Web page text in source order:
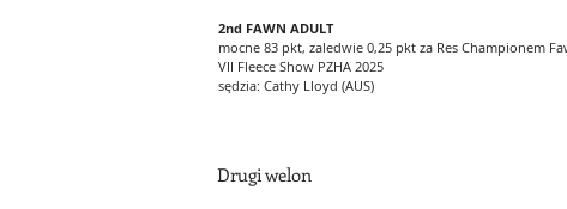
2nd FAWN ADULT
mocne 83 pkt, zaledwie 0,25 pkt za Res Championem
VII Fleece Show PZHA 2025
sędzia: Cathy Lloyd (AUS)
Drugi welon